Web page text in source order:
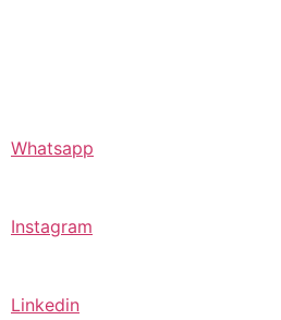
Whatsapp
Instagram
Linkedin